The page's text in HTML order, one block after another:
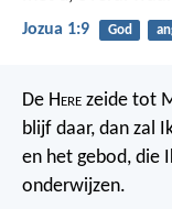
Jozua 1:9 God
De Here zeide tot
blijf daar, dan zal
en het gebod, die
onderwijzen.